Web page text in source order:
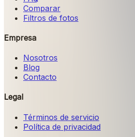
Comparar
Filtros de fotos
Empresa
Nosotros
Blog
Contacto
Legal
Términos de servicio
Política de privacidad